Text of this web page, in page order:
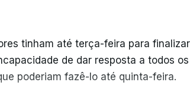
tinham até terça-feira para
de dar resposta a todos
poderiam fazê-lo até quinta-feira.